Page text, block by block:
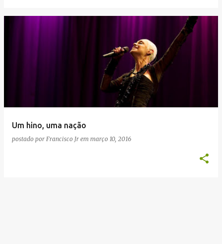
Um hino, uma nação
postado por Francisco Jr em março 10, 2016